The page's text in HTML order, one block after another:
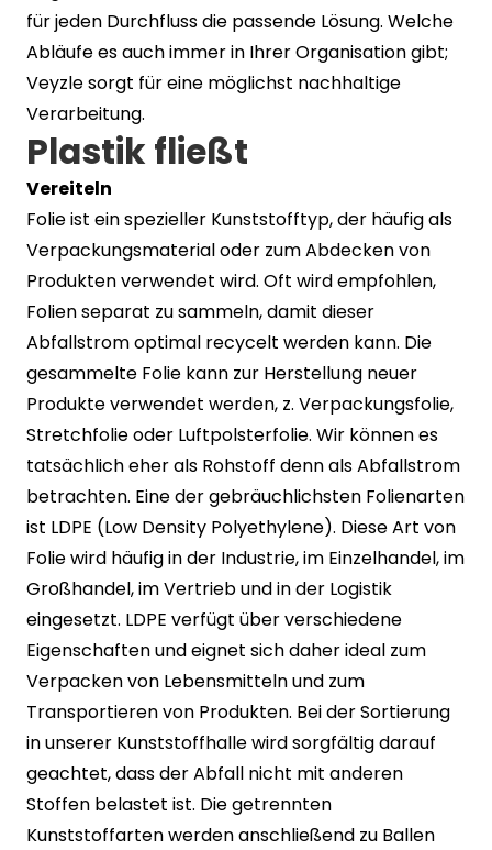
für jeden Durchfluss die passende Lösung. Welche
Abläufe es auch immer in Ihrer Organisation gibt;
Veyzle sorgt für eine möglichst nachhaltige
Verarbeitung.
Plastik fließt
Vereiteln
Folie ist ein spezieller Kunststofftyp, der häufig als
Verpackungsmaterial oder zum Abdecken von
Produkten verwendet wird. Oft wird empfohlen,
Folien separat zu sammeln, damit dieser
Abfallstrom optimal recycelt werden kann. Die
gesammelte Folie kann zur Herstellung neuer
Produkte verwendet werden, z. Verpackungsfolie,
Stretchfolie oder Luftpolsterfolie. Wir können es
tatsächlich eher als Rohstoff denn als Abfallstrom
betrachten. Eine der gebräuchlichsten Folienarten
ist LDPE (Low Density Polyethylene). Diese Art von
Folie wird häufig in der Industrie, im Einzelhandel, im
Großhandel, im Vertrieb und in der Logistik
eingesetzt. LDPE verfügt über verschiedene
Eigenschaften und eignet sich daher ideal zum
Verpacken von Lebensmitteln und zum
Transportieren von Produkten. Bei der Sortierung
in unserer Kunststoffhalle wird sorgfältig darauf
geachtet, dass der Abfall nicht mit anderen
Stoffen belastet ist. Die getrennten
Kunststoffarten werden anschließend zu Ballen